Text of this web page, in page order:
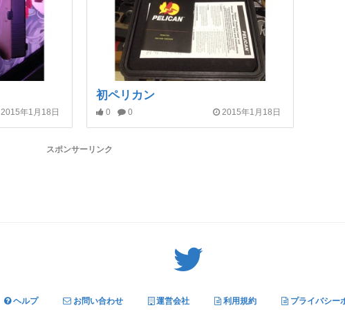
2015年1月18日
初ペリカン
0 0 2015年1月18日
スポンサーリンク
ヘルプ お問い合わせ 運営会社 利用規約 プライバシー